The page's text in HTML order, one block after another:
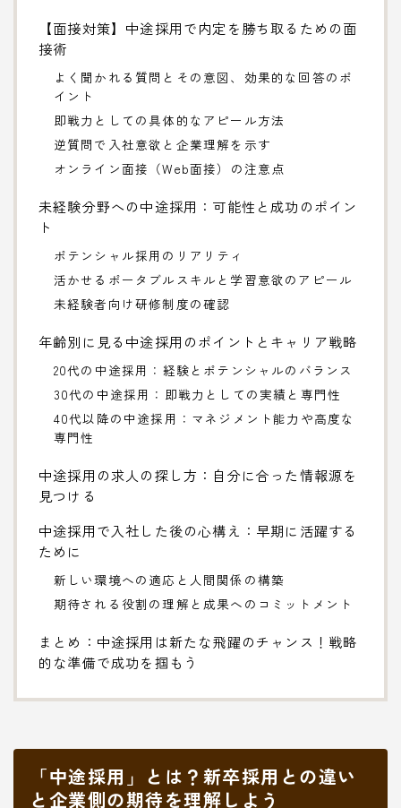
【面接対策】中途採用で内定を勝ち取るための面
接術
よく聞かれる質問とその意図、効果的な回答のポ
イント
即戦力としての具体的なアピール方法
逆質問で入社意欲と企業理解を示す
オンライン面接（Web面接）の注意点
未経験分野への中途採用：可能性と成功のポイン
ト
ポテンシャル採用のリアリティ
活かせるポータブルスキルと学習意欲のアピール
未経験者向け研修制度の確認
年齢別に見る中途採用のポイントとキャリア戦略
20代の中途採用：経験とポテンシャルのバランス
30代の中途採用：即戦力としての実績と専門性
40代以降の中途採用：マネジメント能力や高度な
専門性
中途採用の求人の探し方：自分に合った情報源を
見つける
中途採用で入社した後の心構え：早期に活躍する
ために
新しい環境への適応と人間関係の構築
期待される役割の理解と成果へのコミットメント
まとめ：中途採用は新たな飛躍のチャンス！戦略
的な準備で成功を掴もう
「中途採用」とは？新卒採用との違い
と企業側の期待を理解しよう